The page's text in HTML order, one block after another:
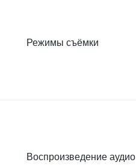
Режимы съёмки
Воспроизведение аудио